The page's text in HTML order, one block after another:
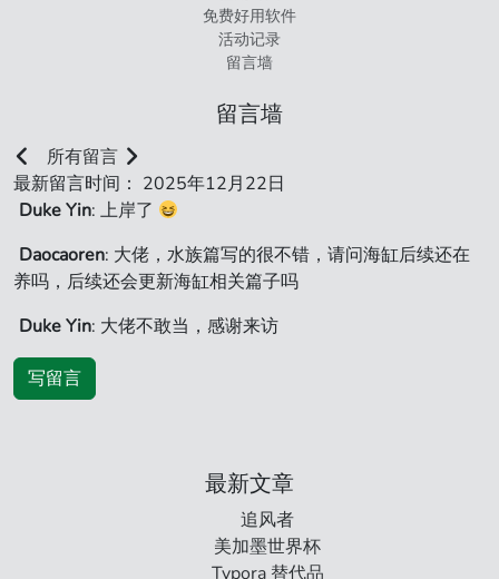
免费好用软件
活动记录
留言墙
留言墙
所有留言
最新留言时间： 2025年12月22日
Duke Yin: 上岸了
Daocaoren: 大佬，水族篇写的很不错，请问海缸后续还在
养吗，后续还会更新海缸相关篇子吗
Duke Yin: 大佬不敢当，感谢来访
写留言
最新文章
追风者
美加墨世界杯
Typora 替代品